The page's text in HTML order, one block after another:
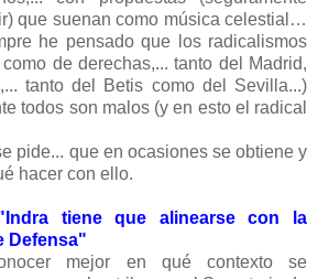
que suenan como música celestial…
he pensado que los radicalismos
de derechas,... tanto del Madrid,
tanto del Betis como del Sevilla...)
todos son malos (y en esto el radical
pide... que en ocasiones se obtiene y
hacer con ello.
tiene que alinearse con la
Defensa"
mejor en qué contexto se